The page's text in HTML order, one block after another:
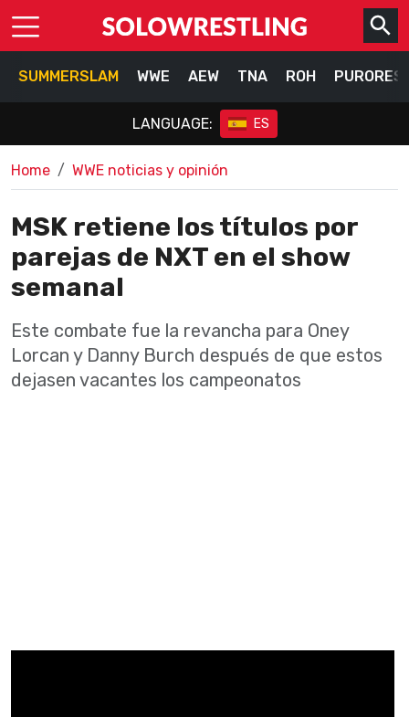
SUMMERSLAM WWE AEW TNA ROH
LANGUAGE: ES
Home WWE noticias y opinión
MSK retiene los títulos por
parejas de NXT en el show
semanal
Este combate fue la revancha para Oney
Lorcan y Danny Burch después de que estos
dejasen vacantes los campeonatos